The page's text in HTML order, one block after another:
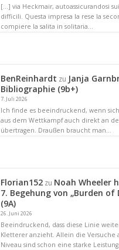
[…] via Heckmair, autoassicurandosi
difficili. Questa impresa la rese la
compiere la salita in solitaria…
BenReinhardt zu Janja
Bibliographie (9b+)
7. Juli 2026
Ich finde es beeindruckend, wenn
aus dem Wettkampf auch direkt an
übertragen. Draußen braucht man…
Florian152zu Noah Wheeler
7. Begehung von „Burden of
(9A)
26. Juni 2026
Beeindruckend, dass diese Linie
Kletterer anzieht. Allein die Versuche
Niveau sind schon eine starke